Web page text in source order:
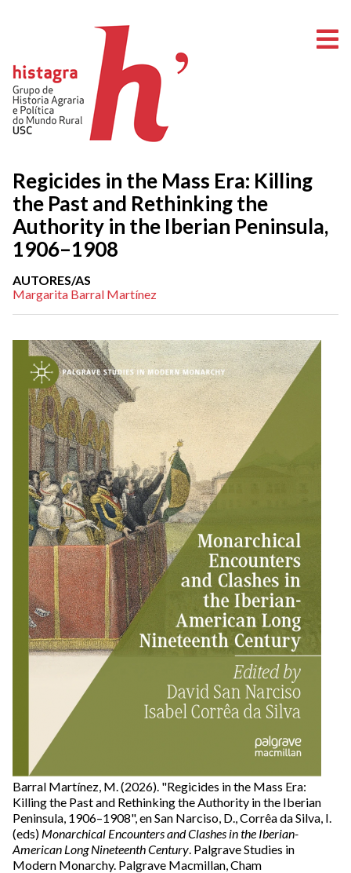
Regicides in the Mass Era: Killing
the Past and Rethinking the
Authority in the Iberian Peninsula,
1906–1908
AUTORES/AS
Margarita Barral Martínez
Barral Martínez, M. (2026). "Regicides in the Mass Era:
Killing the Past and Rethinking the Authority in the Iberian
Peninsula, 1906–1908", en San Narciso, D., Corrêa da Silva, I.
(eds) Monarchical Encounters and Clashes in the Iberian-
American Long Nineteenth Century. Palgrave Studies in
Modern Monarchy. Palgrave Macmillan, Cham